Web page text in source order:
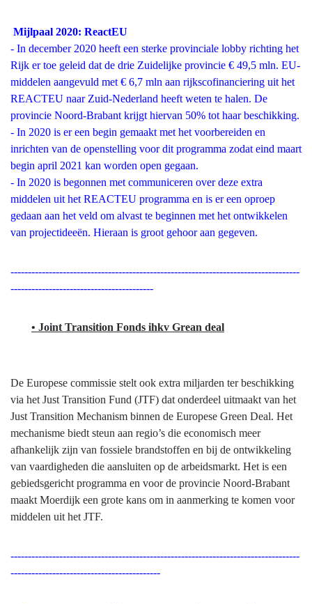
Mijlpaal 2020: ReactEU
- In december 2020 heeft een sterke provinciale lobby richting het
Rijk er toe geleid dat de drie Zuidelijke provincie € 49,5 mln. EU-
middelen aangevuld met € 6,7 mln aan rijkscofinanciering uit het
REACTEU naar Zuid-Nederland heeft weten te halen. De
provincie Noord-Brabant krijgt hiervan 50% tot haar beschikking.
- In 2020 is er een begin gemaakt met het voorbereiden en
inrichten van de openstelling voor dit programma zodat eind maart
begin april 2021 kan worden open gegaan.
- In 2020 is begonnen met communiceren over deze extra
middelen uit het REACTEU programma en is er een oproep
gedaan aan het veld om alvast te beginnen met het ontwikkelen
van projectideeën. Hieraan is groot gehoor aan gegeven.
-----------------------------------------------------------------------------------
-----------------------------------------
• Joint Transition Fonds ihkv Grean deal
De Europese commissie stelt ook extra miljarden ter beschikking
via het Just Transition Fund (JTF) dat onderdeel uitmaakt van het
Just Transition Mechanism binnen de Europese Green Deal. Het
mechanisme biedt steun aan regio’s die economisch meer
afhankelijk zijn van fossiele brandstoffen en bij de ontwikkeling
van vaardigheden die aansluiten op de arbeidsmarkt. Het is een
gebiedsgericht programma en voor de provincie Noord-Brabant
maakt Moerdijk een grote kans om in aanmerking te komen voor
middelen uit het JTF.
-----------------------------------------------------------------------------------
-------------------------------------------